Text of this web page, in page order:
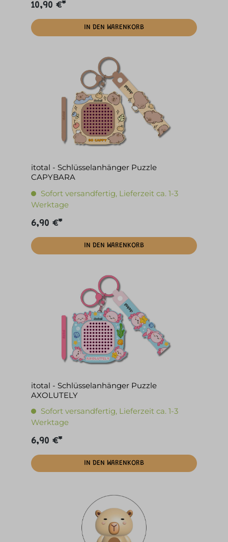
10,90 €*
IN DEN WARENKORB
itotal - Schlüsselanhänger Puzzle
CAPYBARA
Sofort versandfertig, Lieferzeit ca. 1-3
Werktage
6,90 €*
IN DEN WARENKORB
itotal - Schlüsselanhänger Puzzle
AXOLUTELY
Sofort versandfertig, Lieferzeit ca. 1-3
Werktage
6,90 €*
IN DEN WARENKORB